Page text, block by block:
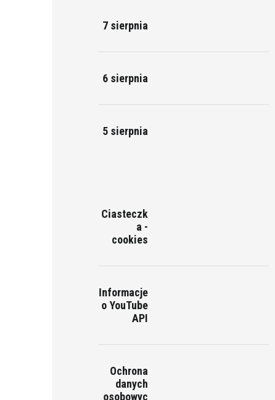
7 sierpnia
6 sierpnia
5 sierpnia
Ciasteczk
a -
cookies
Informacje
o YouTube
API
Ochrona
danych
osobowyc